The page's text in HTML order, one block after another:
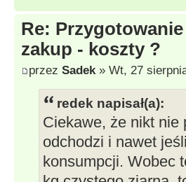
Re:
zakup - koszty ?
przez Sadek » Wt, 27
redek napisał(a):
Ciekawe, że nikt nie
odchodzi i nawet
konsumpcji. Wobec